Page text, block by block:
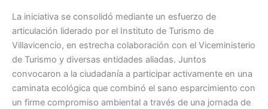
La iniciativa se consolidó mediante un esfuerzo de
articulación liderado por el Instituto de Turismo de
Villavicencio, en estrecha colaboración con el Viceministerio
de Turismo y diversas entidades aliadas. Juntos
convocaron a la ciudadanía a participar activamente en una
caminata ecológica que combinó el sano esparcimiento con
un firme compromiso ambiental a través de una jornada de